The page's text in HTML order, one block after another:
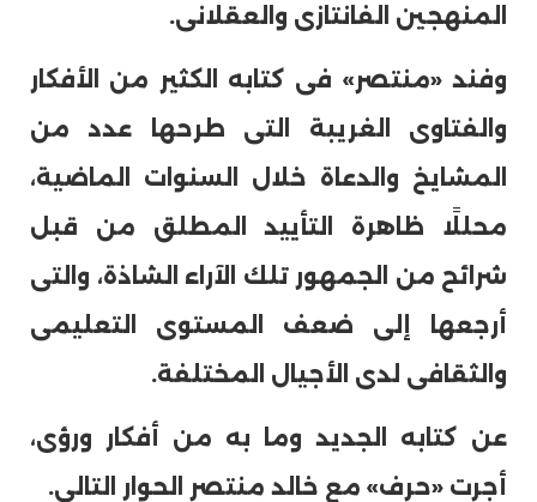
المنهجين الفانتازى والعقلانى.
وفند «منتصر» فى كتابه الكثير من الأفكار
والفتاوى الغريبة التى طرحها عدد من
المشايخ والدعاة خلال السنوات الماضية،
محللًا ظاهرة التأييد المطلق من قبل
شرائح من الجمهور تلك الآراء الشاذة، والتى
أرجعها إلى ضعف المستوى التعليمى
والثقافى لدى الأجيال المختلفة.
عن كتابه الجديد وما به من أفكار ورؤى،
أجرت «حرف» مع خالد منتصر الحوار التالى.